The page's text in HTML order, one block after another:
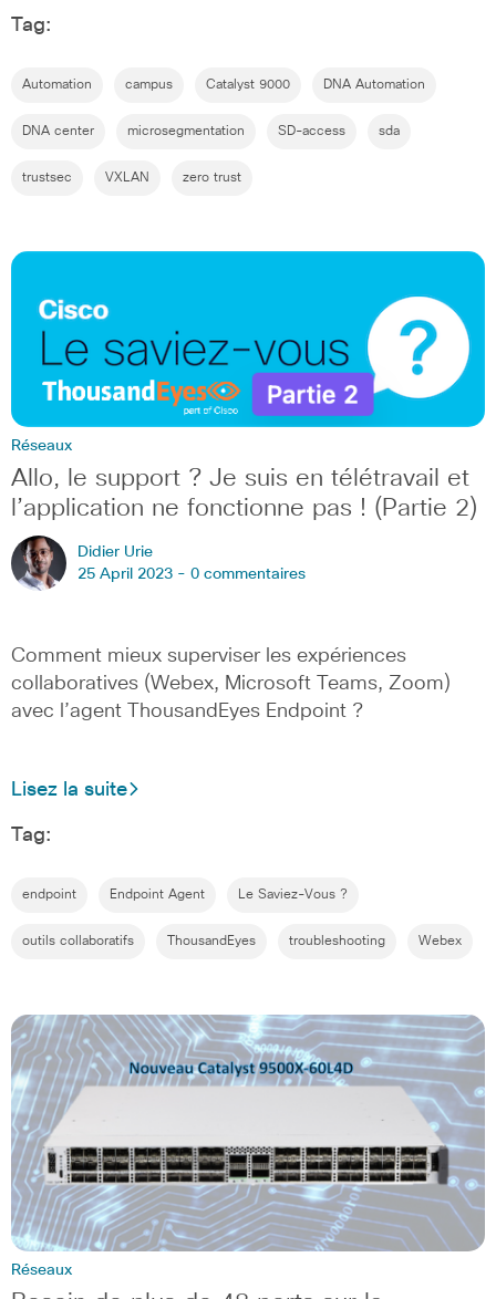
Tag:
Automation campus Catalyst 9000 DNA Automation
DNA center microsegmentation SD-access sda
trustsec VXLAN zero trust
Réseaux
Allo, le support ? Je suis en télétravail et
l’application ne fonctionne pas ! (Partie 2)
Didier Urie
25 April 2023 - 0 commentaires
Comment mieux superviser les expériences
collaboratives (Webex, Microsoft Teams, Zoom)
avec l’agent ThousandEyes Endpoint ?
Lisez la suite
Tag:
endpoint Endpoint Agent Le Saviez-Vous ?
outils collaboratifs ThousandEyes troubleshooting Webex
Réseaux